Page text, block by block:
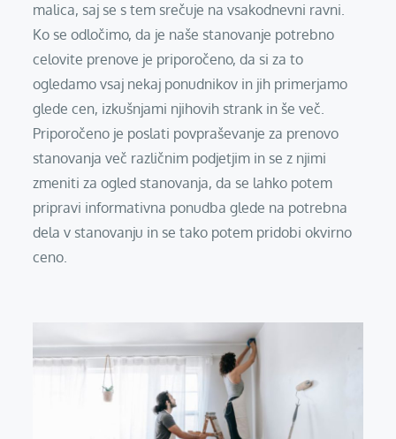
malica, saj se s tem srečuje na vsakodnevni ravni.
Ko se odločimo, da je naše stanovanje potrebno
celovite prenove je priporočeno, da si za to
ogledamo vsaj nekaj ponudnikov in jih primerjamo
glede cen, izkušnjami njihovih strank in še več.
Priporočeno je poslati povpraševanje za prenovo
stanovanja več različnim podjetjim in se z njimi
zmeniti za ogled stanovanja, da se lahko potem
pripravi informativna ponudba glede na potrebna
dela v stanovanju in se tako potem pridobi okvirno
ceno.